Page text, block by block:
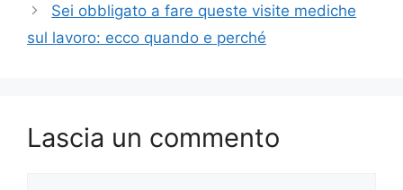
Sei obbligato a fare queste visite mediche
sul lavoro: ecco quando e perché
Lascia un commento